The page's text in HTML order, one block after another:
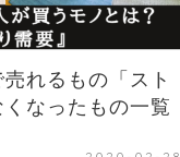
売れるもの「スト
なったもの一覧